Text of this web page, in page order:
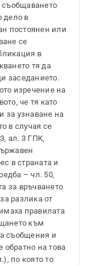
съобщаването
дело в
постоянен или
се
в
тя да
заседанието.
изречение на
че тя като
за узнаване на
в случая се
ал. 3 ГПК,
в страната и
– чл. 50,
за връчването
разлика от
правилата
към
съобщения и
обратно на това
по която то